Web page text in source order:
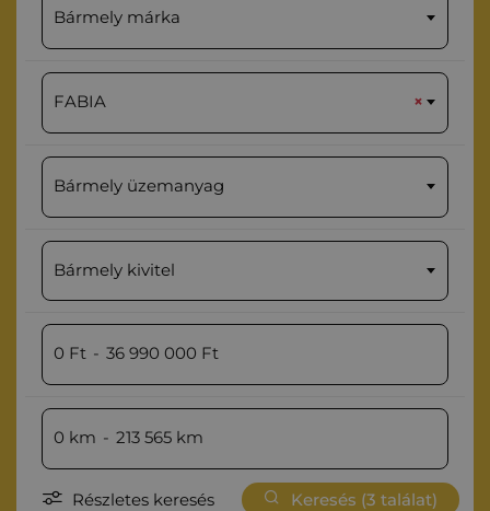
Bármely márka
×
FABIA
Bármely üzemanyag
Bármely kivitel
0 Ft - 36 990 000 Ft
0 km - 213 565 km
Részletes keresés Keresés (3 találat)